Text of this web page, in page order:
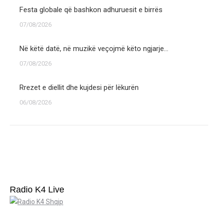
Festa globale që bashkon adhuruesit e birrës
07/08/2026
Në këtë datë, në muzikë veçojmë këto ngjarje…
07/08/2026
Rrezet e diellit dhe kujdesi për lëkurën
06/08/2026
Radio K4 Live